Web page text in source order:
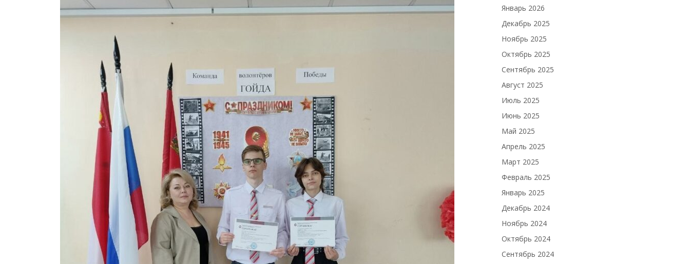
Январь 2026
Декабрь 2025
Ноябрь 2025
Октябрь 2025
Сентябрь 2025
Август 2025
Июль 2025
Июнь 2025
Май 2025
Апрель 2025
Март 2025
Февраль 2025
Январь 2025
Декабрь 2024
Ноябрь 2024
Октябрь 2024
Сентябрь 2024